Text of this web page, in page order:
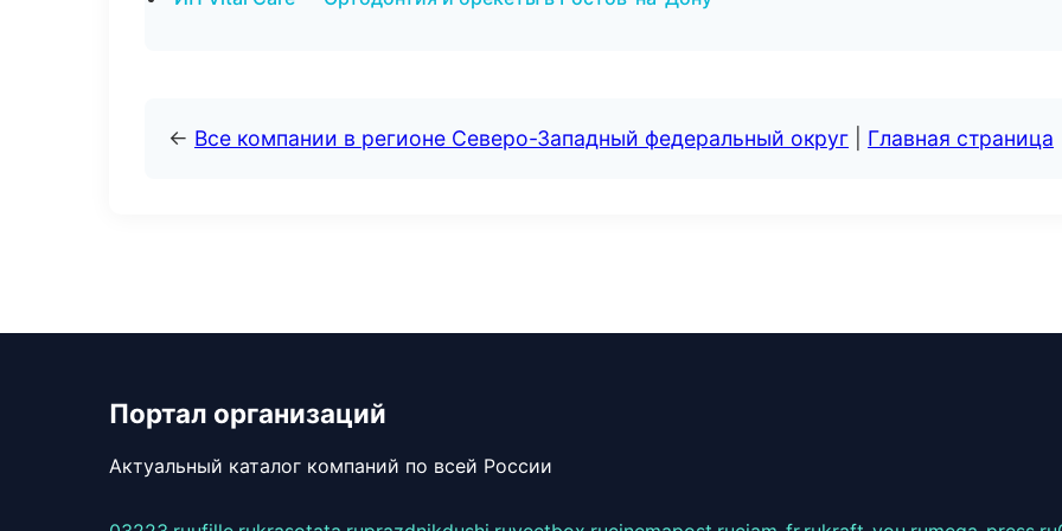
← Все компании в регионе Северо-Западный федеральный округ Главная страница
Портал организаций
Актуальный каталог компаний по всей России